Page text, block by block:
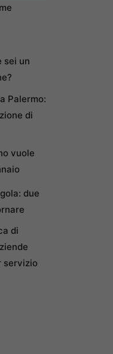
sei un
Palermo:
di
vuole
due
di
servizio